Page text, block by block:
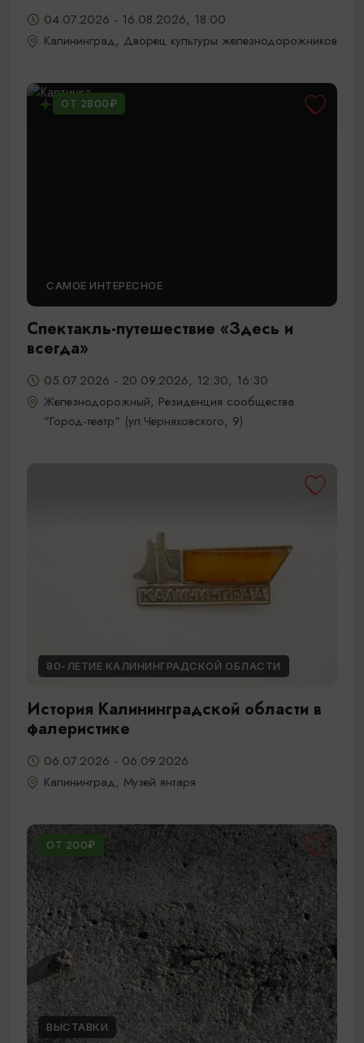
04.07.2026 - 16.08.2026, 18:00
Калининград, Дворец культуры железнодорожников
ОТ 2800₽
САМОЕ ИНТЕРЕСНОЕ
Спектакль-путешествие «Здесь и
всегда»
05.07.2026 - 20.09.2026, 12:30, 16:30
Железнодорожный, Резиденция сообщества
"Город-театр" (ул.Черняховского, 9)
80-ЛЕТИЕ КАЛИНИНГРАДСКОЙ ОБЛАСТИ
История Калининградской области в
фалеристике
06.07.2026 - 06.09.2026
Калининград, Музей янтаря
ОТ 200₽
ВЫСТАВКИ